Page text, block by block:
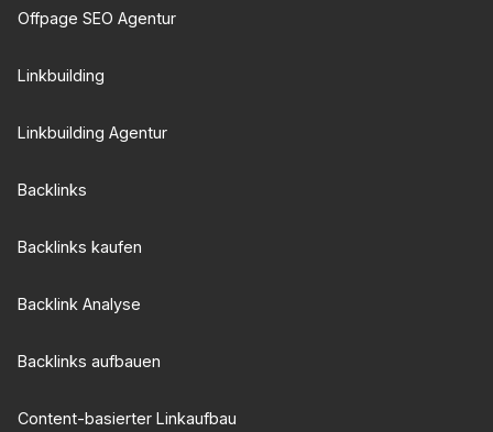
Offpage SEO Agentur
Linkbuilding
Linkbuilding Agentur
Backlinks
Backlinks kaufen
Backlink Analyse
Backlinks aufbauen
Content-basierter Linkaufbau